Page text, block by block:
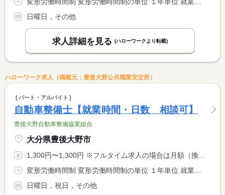
日曜日，その他
求人詳細を見る (ハローワークより転載)
ハローワーク求人（掲載元：豊後大野公共職業安定所）
パート・アルバイト
自動車整備士【就業時間・日数 相談可】
豊後大野自動車整備協業組合
大分県豊後大野市
1,300円〜1,300円 ※フルタイム求人の場合は月額（換算額）、パート求人の場合は時間額を表示しています。
日曜日，祝日，その他